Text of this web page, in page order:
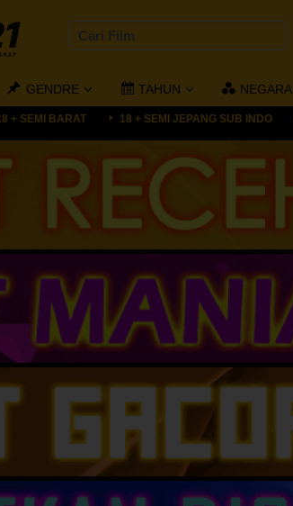
GENDRE TAHUN NEGARA
+ SEMI BARAT 18 + SEMI JEPANG SUB INDO